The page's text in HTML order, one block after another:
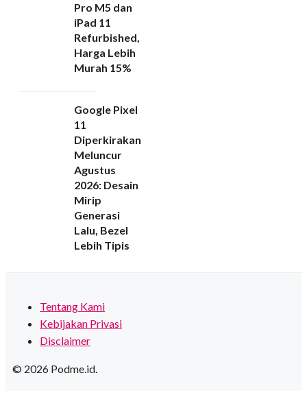
Pro M5 dan
iPad 11
Refurbished,
Harga Lebih
Murah 15%
Google Pixel
11
Diperkirakan
Meluncur
Agustus
2026: Desain
Mirip
Generasi
Lalu, Bezel
Lebih Tipis
Tentang Kami
Kebijakan Privasi
Disclaimer
© 2026 Podme.id.